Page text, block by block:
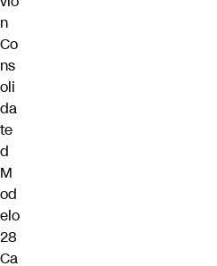
n
Co
ns
oli
da
te
d
M
od
elo
28
Ca